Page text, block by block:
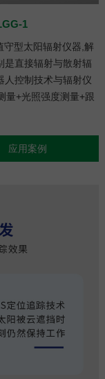
1
型太阳辐射仪器,解
是直接辐射与散射辐
人控制技术与辐射仪
量+光照强度测量+跟
应用案例